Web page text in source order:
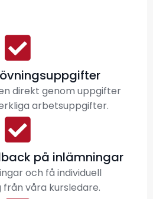
direkt genom uppgifter
arbetsuppgifter.
på inlämningar
och få individuell
våra kursledare.